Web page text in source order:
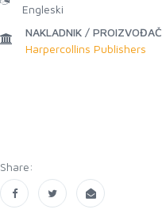
Engleski
NAKLADNIK / PROIZVOĐAČ
Harpercollins Publishers
Share: